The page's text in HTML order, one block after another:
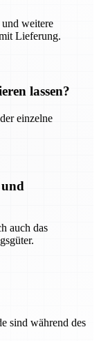
weitere
Lieferung.
lassen?
einzelne
auch das
sind während des